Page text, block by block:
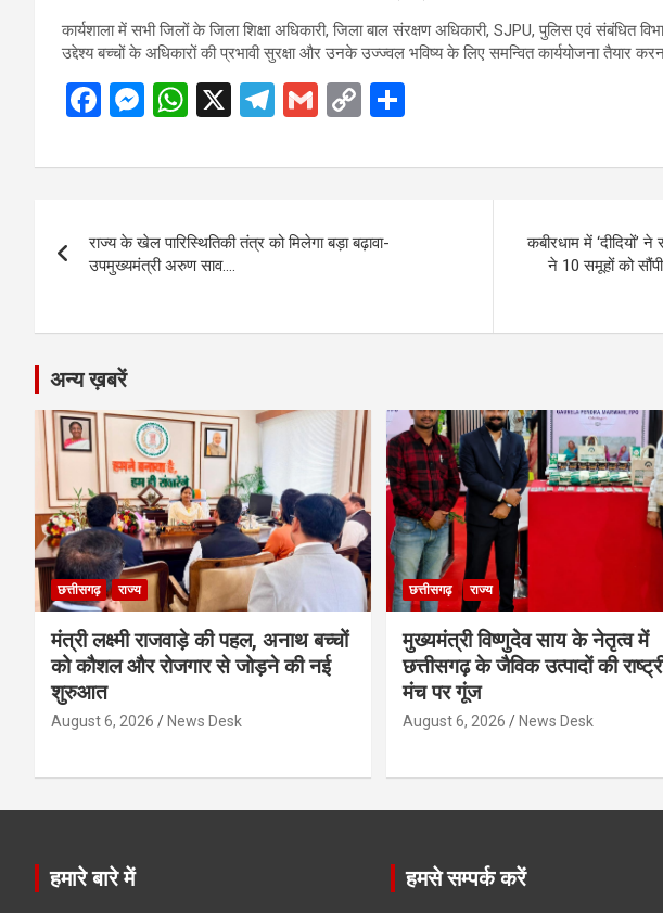
कार्यशाला में सभी जिलों के जिला शिक्षा अधिकारी, जिला बाल संरक्षण अधिकारी, SJPU, पुलिस एवं संबंधित
उद्देश्य बच्चों के अधिकारों की प्रभावी सुरक्षा और उनके उज्ज्वल भविष्य के लिए समन्वित कार्ययोजना तैयार
F
ce
o
o
M
se
g
er
W
at
A
p
X
T
e
a
G
ail
C
py
n
ar
navigation
राज्य के खेल पारिस्थितिकी तंत्र को मिलेगा बड़ा बढ़ावा-
उपमुख्यमंत्री अरुण साव….
कबीरधाम में ‘दीदियों’
ने 10 समूहों को
अन्य ख़बरें
छत्तीसगढ़ राज्य
मंत्री लक्ष्मी राजवाड़े की पहल, अनाथ बच्चों
को कौशल और रोजगार से जोड़ने की नई
शुरुआत
August 6, 2026 News Desk
छत्तीसगढ़ राज्य
मुख्यमंत्री विष्णुदेव साय के नेतृत्व में
छत्तीसगढ़ के जैविक उत्पादों की
मंच पर गूंज
August 6, 2026 News Desk
हमारे बारे में हमसे सम्पर्क करें